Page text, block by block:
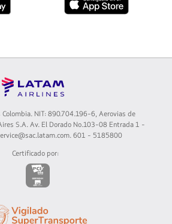
NIT: 890.704.196-6, Aerovias de
S.A. Av. El Dorado No.103-08 Entrada 1 -
601 - 5185800
Certificado por:
El